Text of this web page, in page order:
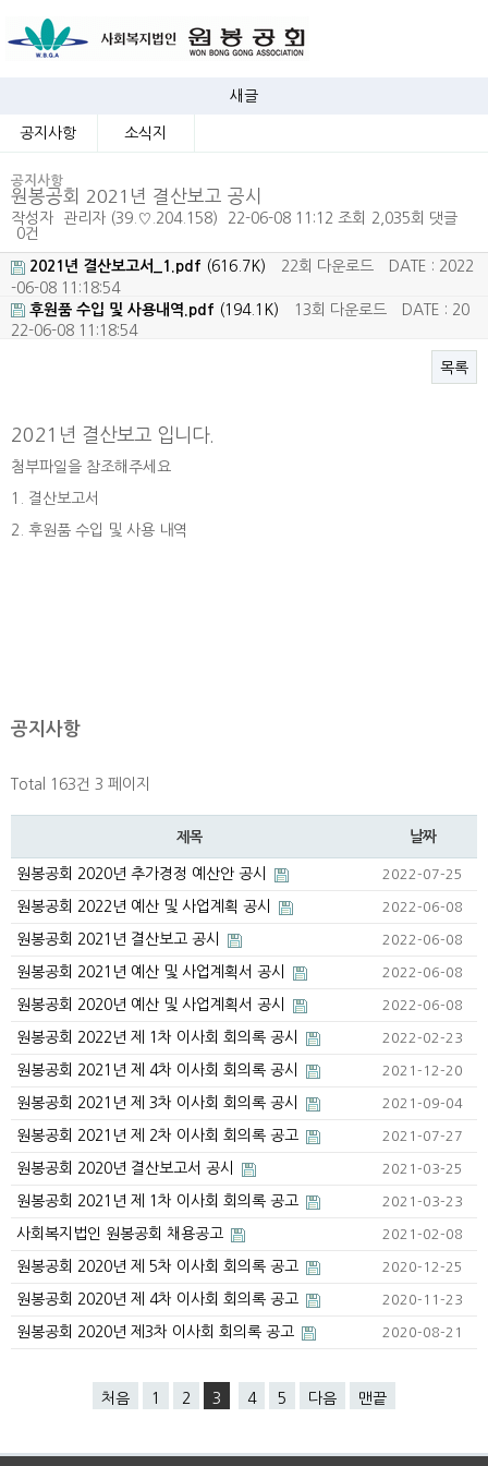
새글
공지사항 소식지
공지사항
원봉공회 2021년 결산보고 공시
작성자 관리자 (39.♡.204.158) 22-06-08 11:12 조회 2,035회 댓글
0건
2021년 결산보고서_1.pdf (616.7K) 22회 다운로드
DATE : 2022
-06-08 11:18:54
후원품 수입 및 사용내역.pdf (194.1K) 13회 다운로드
DATE : 20
22-06-08 11:18:54
목록
2021년 결산보고 입니다.
첨부파일을 참조해주세요
1. 결산보고서
2. 후원품 수입 및 사용 내역
공지사항
Total 163건 3 페이지
제목 날짜
원봉공회 2020년 추가경정 예산안 공시 2022-07-25
원봉공회 2022년 예산 및 사업계획 공시 2022-06-08
원봉공회 2021년 결산보고 공시 2022-06-08
원봉공회 2021년 예산 및 사업계획서 공시 2022-06-08
원봉공회 2020년 예산 및 사업계획서 공시 2022-06-08
원봉공회 2022년 제 1차 이사회 회의록 공시 2022-02-23
원봉공회 2021년 제 4차 이사회 회의록 공시 2021-12-20
원봉공회 2021년 제 3차 이사회 회의록 공시 2021-09-04
원봉공회 2021년 제 2차 이사회 회의록 공고 2021-07-27
원봉공회 2020년 결산보고서 공시 2021-03-25
원봉공회 2021년 제 1차 이사회 회의록 공고 2021-03-23
사회복지법인 원봉공회 채용공고 2021-02-08
원봉공회 2020년 제 5차 이사회 회의록 공고 2020-12-25
원봉공회 2020년 제 4차 이사회 회의록 공고 2020-11-23
원봉공회 2020년 제3차 이사회 회의록 공고 2020-08-21
처음 1 2 3 4 5 다음 맨끝